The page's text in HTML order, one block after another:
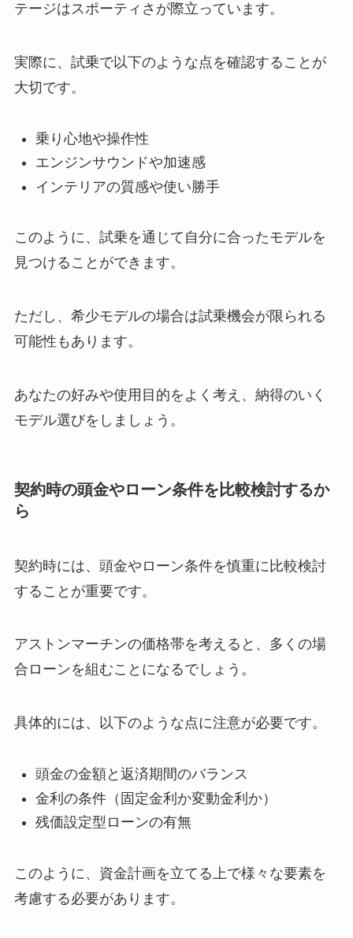
テージはスポーティさが際立っています。
実際に、試乗で以下のような点を確認することが
大切です。
乗り心地や操作性
エンジンサウンドや加速感
インテリアの質感や使い勝手
このように、試乗を通じて自分に合ったモデルを
見つけることができます。
ただし、希少モデルの場合は試乗機会が限られる
可能性もあります。
あなたの好みや使用目的をよく考え、納得のいく
モデル選びをしましょう。
契約時の頭金やローン条件を比較検討するか
ら
契約時には、頭金やローン条件を慎重に比較検討
することが重要です。
アストンマーチンの価格帯を考えると、多くの場
合ローンを組むことになるでしょう。
具体的には、以下のような点に注意が必要です。
頭金の金額と返済期間のバランス
金利の条件（固定金利か変動金利か）
残価設定型ローンの有無
このように、資金計画を立てる上で様々な要素を
考慮する必要があります。